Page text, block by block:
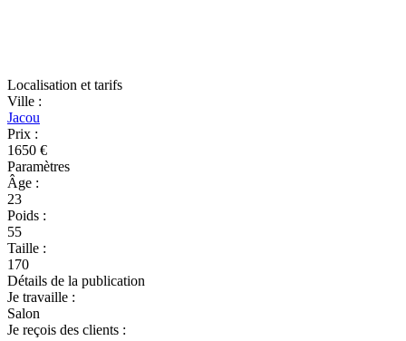
Localisation et tarifs
Ville :
Jacou
Prix :
1650 €
Paramètres
Âge :
23
Poids :
55
Taille :
170
Détails de la publication
Je travaille :
Salon
Je reçois des clients :